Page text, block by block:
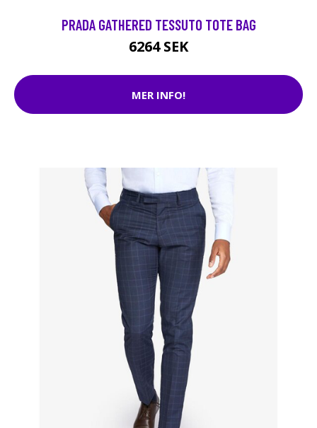
PRADA GATHERED TESSUTO TOTE BAG
6264 SEK
MER INFO!